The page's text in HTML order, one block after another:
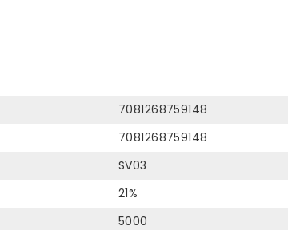
7081268759148
7081268759148
SV03
21%
5000